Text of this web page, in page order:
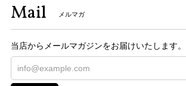
Mail メルマガ
当店からメールマガジンをお届けいたします。